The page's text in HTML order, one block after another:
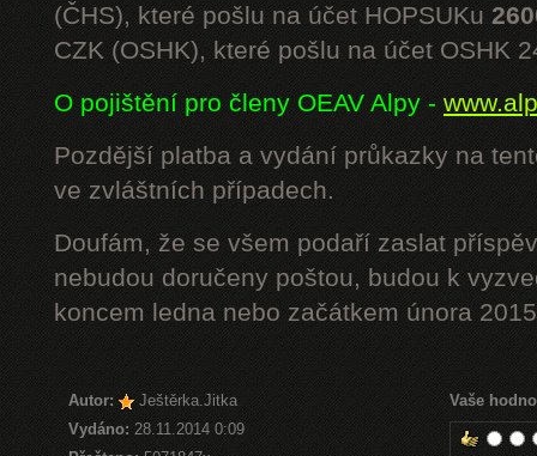
(ČHS), které pošlu na účet HOPSUKu
CZK (OSHK), které pošlu na účet OSHK
O pojištění pro členy OEAV Alpy -
Pozdější platba a vydání průkazky na
ve zvláštních případech.
Doufám, že se všem podaří zaslat
nebudou doručeny poštou, budou k
koncem ledna nebo začátkem února
Autor:
Ještěrka.Jitka
Vydáno: 28.11.2014 0:09
Vaše